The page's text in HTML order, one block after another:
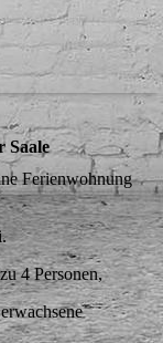
Saale
Ferienwohnung
4 Personen,